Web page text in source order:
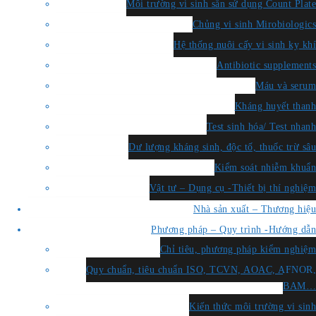
Môi trường vi sinh sẵn sử dụng Count Plate
Chủng vi sinh Mirobiologics
Hệ thống nuôi cấy vi sinh kỵ khí
Antibiotic supplements
Máu và serum
Kháng huyết thanh
Test sinh hóa/ Test nhanh
Dư lượng kháng sinh, độc tố, thuốc trừ sâu
Kiểm soát nhiễm khuẩn
Vật tư – Dụng cụ -Thiết bị thí nghiệm
Nhà sản xuất – Thương hiệu
Phương pháp – Quy trình -Hướng dẫn
Chỉ tiêu, phương pháp kiểm nghiệm
Quy chuẩn, tiêu chuẩn ISO, TCVN, AOAC, AFNOR,
BAM…
Kiến thức môi trường vi sinh